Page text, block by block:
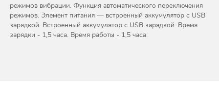
режимов вибрации. Функция автоматического переключения
режимов. Элемент питания — встроенный аккумулятор с USB
зарядкой. Встроенный аккумулятор с USB зарядкой. Время
зарядки - 1,5 часа. Время работы - 1,5 часа.